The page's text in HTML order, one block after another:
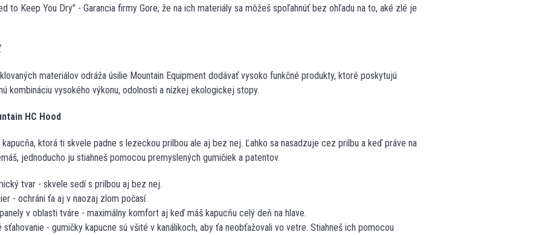
to Keep You Dry" - Garancia firmy Gore, že na ich materiály sa môžeš spoľahnúť bez ohľadu na to, aké zlé je
materiálov odráža úsilie Mountain Equipment dodávať vysoko funkčné produkty, ktoré poskytujú
kombináciu vysokého výkonu, odolnosti a nízkej ekologickej stopy.
HC Hood
kapucňa, ktorá ti skvele padne s lezeckou prilbou ale aj bez nej. Ľahko sa nasadzuje cez prilbu a keď práve na
jednoducho ju stiahneš pomocou premyslených gumičiek a patentov.
tvar - skvele sedí s prilbou aj bez nej.
- ochráni ťa aj v naozaj zlom počasí.
v oblasti tváre - maximálny komfort aj keď máš kapucňu celý deň na hlave.
sťahovanie - gumičky kapucne sú všité v kanálikoch, aby ťa neobťažovali vo vetre. Stiahneš ich pomocou